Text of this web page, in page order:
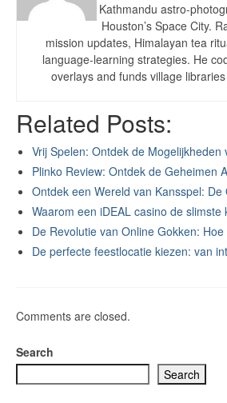
Kathmandu astro-
Houston’s Space City.
mission updates, Himalayan tea
language-learning strategies. He
overlays and funds village
Related Posts:
Vrij Spelen: Ontdek de
Plinko Review: Ontdek de Geheimen
Ontdek een Wereld van Kansspel:
Waarom een iDEAL casino de
De Revolutie van Online Gokken:
De perfecte feestlocatie kiezen: van
Comments are closed.
Search
Search